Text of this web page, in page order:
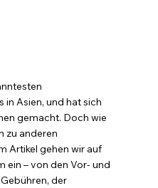
Asien, und hat sich
gemacht. Doch wie
zu anderen
Artikel gehen wir auf
ein – von den Vor- und
der